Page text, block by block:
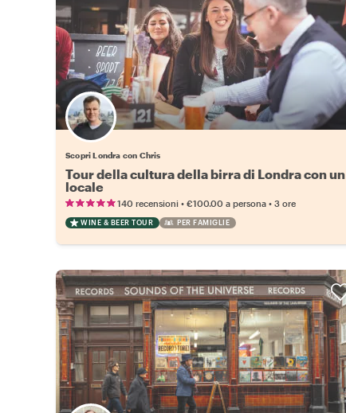
Scopri Londra con Chris
Tour della cultura della birra di Londra con un
locale
140 recensioni • €100.00 a persona • 3 ore
WINE & BEER TOUR PER FAMIGLIE